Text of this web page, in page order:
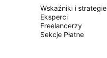
Wskaźniki i strategie
Eksperci
Freelancerzy
Sekcje Płatne